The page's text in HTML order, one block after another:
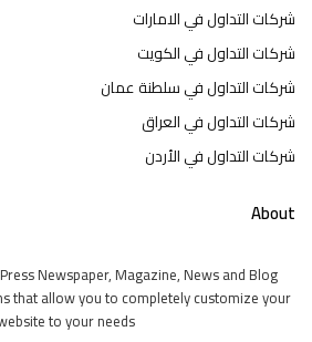
شركات التداول في الامارات
شركات التداول في الكويت
شركات التداول في سلطنة عمان
شركات التداول في العراق
شركات التداول في الأردن
About
Newspaper, Magazine, News and Blog
that allow you to completely customize your
to your needs.